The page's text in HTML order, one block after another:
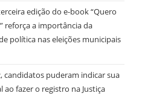
edição do e-book “Quero
reforça a importância da
política nas eleições municipais
candidatos puderam indicar sua
ao fazer o registro na Justiça